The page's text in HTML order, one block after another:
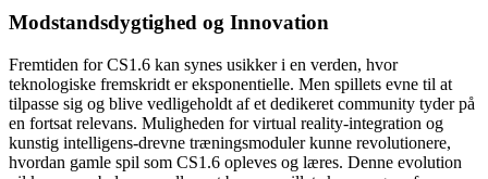
Modstandsdygtighed og Innovation
Fremtiden for CS1.6 kan synes usikker i en verden, hvor
teknologiske fremskridt er eksponentielle. Men spillets evne til at
tilpasse sig og blive vedligeholdt af et dedikeret community tyder på
en fortsat relevans. Muligheden for virtual reality-integration og
kunstig intelligens-drevne træningsmoduler kunne revolutionere,
hvordan gamle spil som CS1.6 opleves og læres. Denne evolution